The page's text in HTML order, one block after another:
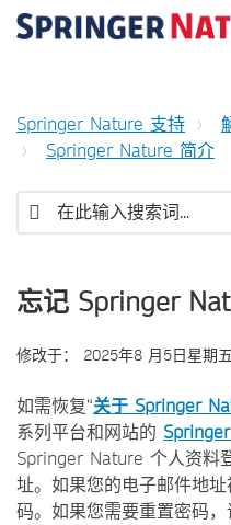
Springer Nature 支持
Springer Nature 简介
忘记 Springer
修改于： 2025年8 月5日星期
如需恢复“关于 Springer
系列平台和网站的
Springer Nature 个人资料
址。如果您的电子邮件地
码。如果您需要重置密码，